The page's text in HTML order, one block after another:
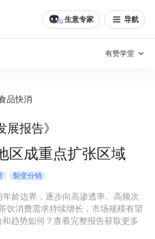
生意专家 导航
有赞学堂
增长方法
有赞专家说
新零售最佳实践
品快消
展报告》
区成重点扩张区域
裂变分销
龄边界，逐步向高渗透率、高频次
饮消费需求持续增长，市场规模有望
趋势如何？查看完整报告获取更多